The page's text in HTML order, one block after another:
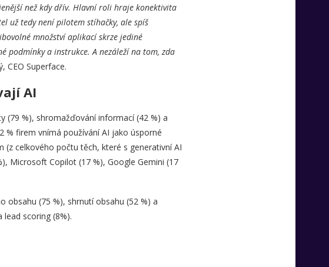
než kdy dřív. Hlavní roli hraje konektivita
už tedy není pilotem stíhačky, ale spíš
množství aplikací skrze jediné
podmínky a instrukce. A nezáleží na tom, zda
CEO Superface.
AI
(79 %), shromažďování informací (42 %) a
% firem vnímá používání AI jako úsporné
celkového počtu těch, které s generativní AI
Microsoft Copilot (17 %), Google Gemini (17
obsahu (75 %), shrnutí obsahu (52 %) a
scoring (8%).